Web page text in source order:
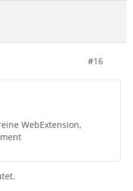
#16
WebExtension,